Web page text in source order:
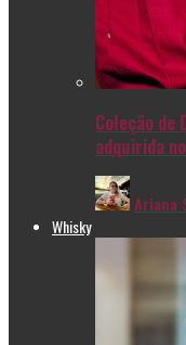
Coleção de
adquirida
Ariana
Whisky